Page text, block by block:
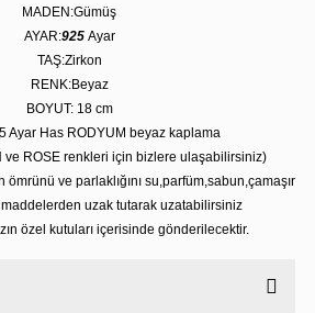
MADEN:Gümüş
AYAR:925 Ayar
TAŞ:Zirkon
RENK:Beyaz
BOYUT: 18 cm
Ayar Has RODYUM beyaz kaplama
ve ROSE renkleri için bizlere ulaşabilirsiniz)
ve parlaklığını su,parfüm,sabun,çamaşır
uzak tutarak uzatabilirsiniz
özel kutuları içerisinde gönderilecektir.